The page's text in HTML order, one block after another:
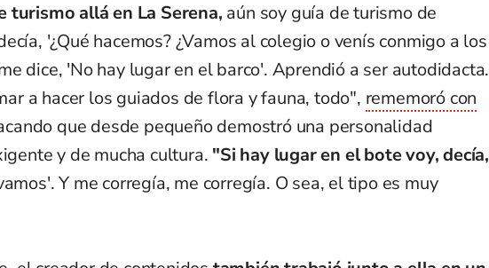
turismo allá en La Serena, aún soy guía de turismo de
'¿Qué hacemos? ¿Vamos al colegio o venís conmigo a los
dice, 'No hay lugar en el barco'. Aprendió a ser autodidacta.
a hacer los guiados de flora y fauna, todo", rememoró con
que desde pequeño demostró una personalidad
y de mucha cultura. "Si hay lugar en el bote voy, decía,
Y me corregía, me corregía. O sea, el tipo es muy